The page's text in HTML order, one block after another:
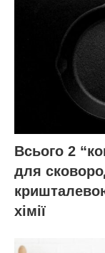
Всього 2
для
хімії